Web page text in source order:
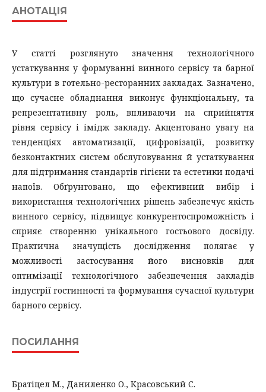
АНОТАЦІЯ
У статті розглянуто значення технологічного
устаткування у формуванні винного сервісу та барної
культури в готельно-ресторанних закладах. Зазначено,
що сучасне обладнання виконує функціональну, та
репрезентативну роль, впливаючи на сприйняття
рівня сервісу і імідж закладу. Акцентовано увагу на
тенденціях автоматизації, цифровізації, розвитку
безконтактних систем обслуговування й устаткування
для підтримання стандартів гігієни та естетики подачі
напоїв. Обґрунтовано, що ефективний вибір і
використання технологічних рішень забезпечує якість
винного сервісу, підвищує конкурентоспроможність і
сприяє створенню унікального гостьового досвіду.
Практична значущість дослідження полягає у
можливості застосування його висновків для
оптимізації технологічного забезпечення закладів
індустрії гостинності та формування сучасної культури
барного сервісу.
ПОСИЛАННЯ
Братіцел М., Даниленко О., Красовський С.